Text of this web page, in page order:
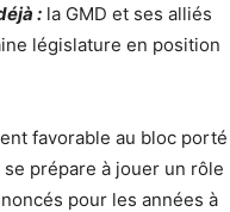
: la GMD et ses alliés
législature en position
favorable au bloc porté
prépare à jouer un rôle
pour les années à